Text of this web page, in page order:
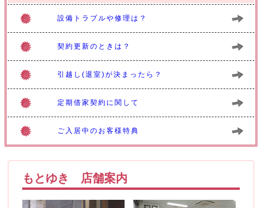
設備トラブルや修理は？
契約更新のときは？
引越し(退室)が決まったら？
定期借家契約に関して
ご入居中のお客様特典
もとゆき 店舗案内